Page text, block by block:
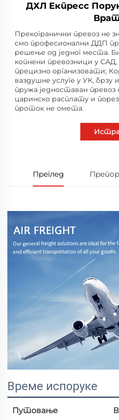
ДХЛ Екпресс
Прекогранични превоз не
смо професионални ДДП
решење од једног места.
копнени превозници у САД,
прецизно организовати;
ваздушне услуге у УК, брзу
пружа једноставан
царинско расплату и
проток не омета.
Преглед
Време испоруке
Путовање